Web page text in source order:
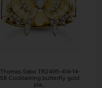
Thomas Sabo TR2495-414-14-
58 Cocktailring butterfly gold
pla...